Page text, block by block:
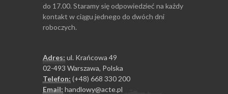
do 17.00. Staramy się odpowiedzieć na każdy
kontakt w ciągu jednego do dwóch dni
roboczych.
Adres: ul. Krańcowa 49
02-493 Warszawa, Polska
Telefon: (+48) 668 330 200
Email: handlowy@acte.pl